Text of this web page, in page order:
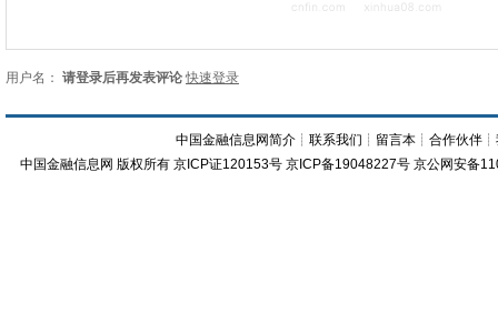
用户名： 请登录后再发表评论 快速登录
中国金融信息网简介 ┊联系我们 ┊ 留言本 ┊合作伙伴 ┊
中国金融信息网 版权所有 京ICP证120153号 京ICP备19048227号 京公网安备